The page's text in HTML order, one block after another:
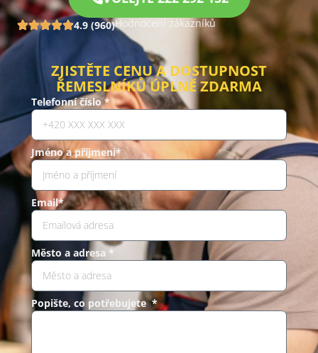
4.9 (960)Hodnocení zákazníků
ZJISTĚTE CENU A DOSTUPNOST
ŘEMESLNÍKŮ ÚPLNĚ ZDARMA
Telefonní číslo *
Jméno a příjmení*
Email*
Město a adresa *
Popište, co potřebujete *